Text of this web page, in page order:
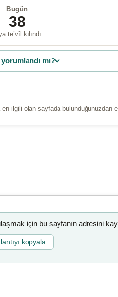
Bugün
38
te’vîl kılındı
mı?
en ilgili olan sayfada bulunduğunuzdan
için bu sayfanın adresini
kopyala